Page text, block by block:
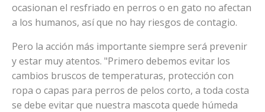
ocasionan el resfriado en perros o en gato no afectan
a los humanos, así que no hay riesgos de contagio.
Pero la acción más importante siempre será prevenir
y estar muy atentos. "Primero debemos evitar los
cambios bruscos de temperaturas, protección con
ropa o capas para perros de pelos corto, a toda costa
se debe evitar que nuestra mascota quede húmeda